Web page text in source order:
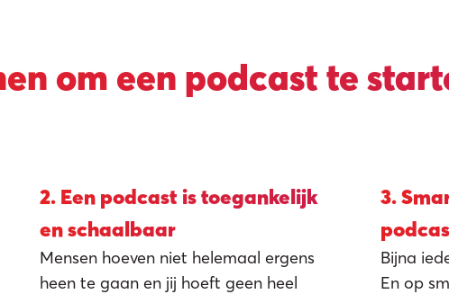
om een podcast te
2. Een podcast is toegankelijk
en schaalbaar
Mensen hoeven niet helemaal ergens
heen te gaan en jij hoeft geen heel
3.
Bijna
En op